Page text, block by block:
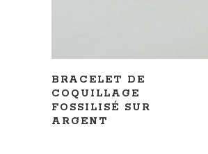
BRACELET DE
COQUILLAGE
FOSSILISÉ SUR
ARGENT